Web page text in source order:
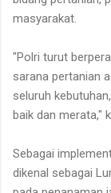
masyarakat.
"Polri turut
sarana pertanian
seluruh
baik dan merata,"
Sebagai
dikenal sebagai